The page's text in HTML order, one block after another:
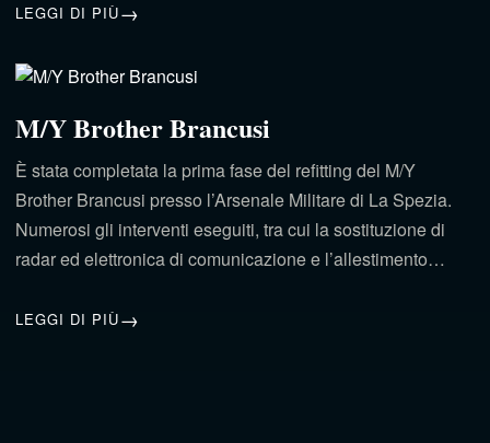
LEGGI DI PIÙ
M/Y Brother Brancusi
È stata completata la prima fase del refitting del M/Y
Brother Brancusi presso l’Arsenale Militare di La Spezia.
Numerosi gli interventi eseguiti, tra cui la sostituzione di
radar ed elettronica di comunicazione e l’allestimento…
LEGGI DI PIÙ